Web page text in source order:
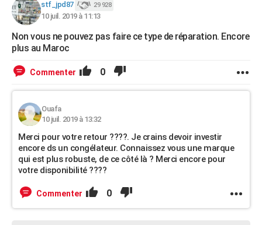
stf_jpd87 29 928
10 juil. 2019 à 11:13
Non vous ne pouvez pas faire ce type de réparation. Encore
plus au Maroc
Commenter 0
Ouafa
10 juil. 2019 à 13:32
Merci pour votre retour ????. Je crains devoir investir
encore ds un congélateur. Connaissez vous une marque
qui est plus robuste, de ce côté là ? Merci encore pour
votre disponibilité ????
Commenter 0